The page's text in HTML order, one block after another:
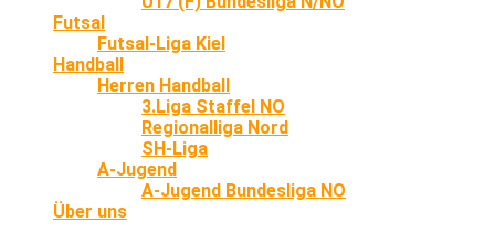
Futsal
Futsal-Liga Kiel
Handball
Herren Handball
3.Liga Staffel NO
Regionalliga Nord
SH-Liga
A-Jugend
A-Jugend Bundesliga NO
Über uns